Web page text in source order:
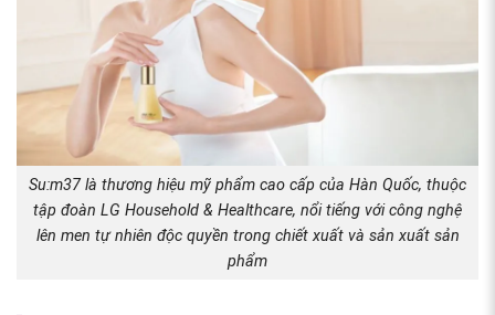
Su:m37 là thương hiệu mỹ phẩm cao cấp của Hàn Quốc, thuộc
tập đoàn LG Household & Healthcare, nổi tiếng với công nghệ
lên men tự nhiên độc quyền trong chiết xuất và sản xuất sản
phẩm